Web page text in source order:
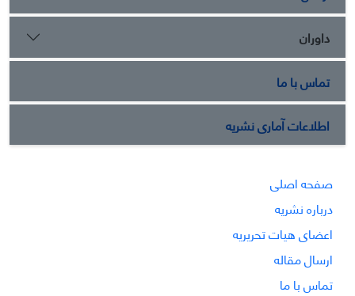
داوران
تماس با ما
اطلاعات آماری نشریه
صفحه اصلی
درباره نشریه
اعضای هیات تحریریه
ارسال مقاله
تماس با ما